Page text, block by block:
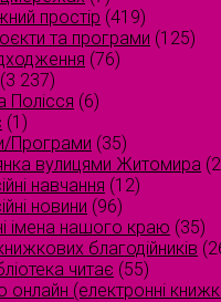
простір (419)
та програми (125)
(76)
(3 237)
Полісся (6)
(1)
Програми (35)
вулицями Житомира
навчання (12)
новини (96)
імена нашого краю (35)
благодійників
читає (55)
онлайн (електронні